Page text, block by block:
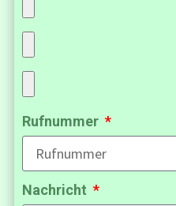
Rufnummer
Nachricht